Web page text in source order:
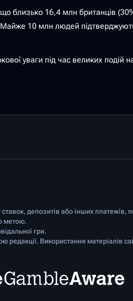
близько 16,4 млн британців
10 млн людей
уваги під час великих подій
депозитів або інших платежів,
метою.
гри.
редакції. Використання матеріалів